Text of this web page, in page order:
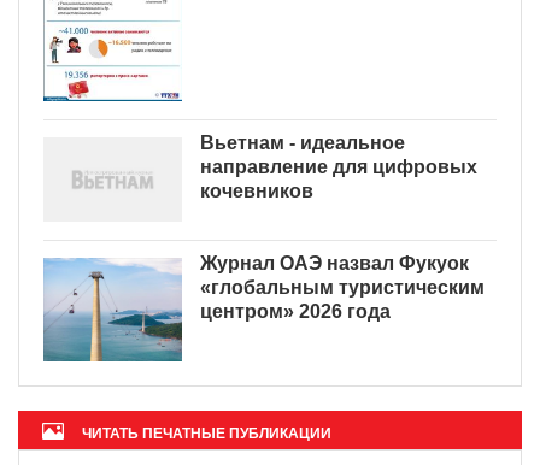
Вьетнам - идеальное
направление для цифровых
кочевников
Журнал ОАЭ назвал Фукуок
«глобальным туристическим
центром» 2026 года
ЧИТАТЬ ПЕЧАТНЫЕ ПУБЛИКАЦИИ